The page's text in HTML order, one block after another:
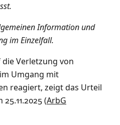
Information und
im Einzelfall.
Verletzung von
Umgang mit
reagiert, zeigt das Urteil
(ArbG